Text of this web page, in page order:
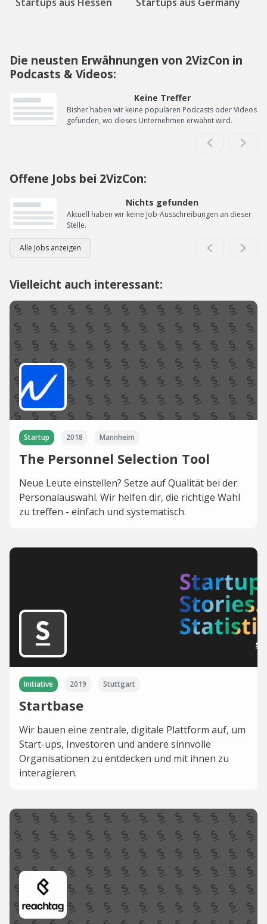
Die neusten Erwähnungen von 2VizCon in
Podcasts & Videos:
Keine Treffer
Bisher haben wir keine populären Podcasts oder Videos
gefunden, wo dieses Unternehmen erwähnt wird.
Offene Jobs bei 2VizCon:
Nichts gefunden
Aktuell haben wir keine Job-Ausschreibungen an dieser
Stelle.
Alle Jobs anzeigen
Vielleicht auch interessant:
Startup 2018 Mannheim
The Personnel Selection Tool
Neue Leute einstellen? Setze auf Qualität bei der
Personalauswahl. Wir helfen dir, die richtige Wahl
zu treffen - einfach und systematisch.
Initiative 2019 Stuttgart
Startbase
Wir bauen eine zentrale, digitale Plattform auf, um
Start-ups, Investoren und andere sinnvolle
Organisationen zu entdecken und mit ihnen zu
interagieren.